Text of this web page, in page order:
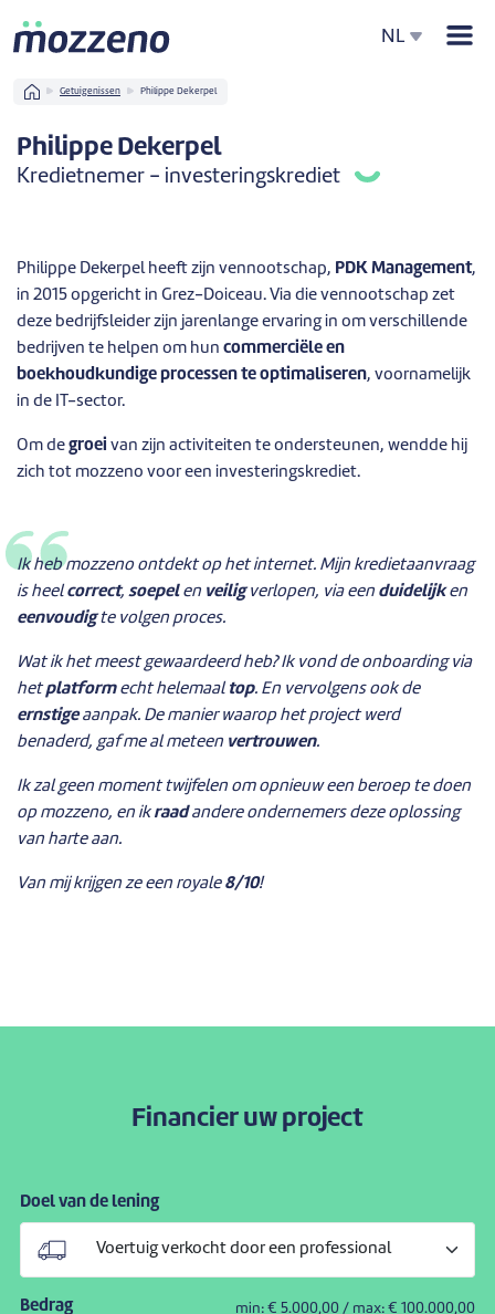
NL
Home
Getuigenissen Philippe Dekerpel
Philippe Dekerpel
Kredietnemer - investeringskrediet
Philippe Dekerpel heeft zijn vennootschap, PDK Management,
in 2015 opgericht in Grez-Doiceau. Via die vennootschap zet
deze bedrijfsleider zijn jarenlange ervaring in om verschillende
bedrijven te helpen om hun commerciële en
boekhoudkundige processen te optimaliseren, voornamelijk
in de IT-sector.
Om de groei van zijn activiteiten te ondersteunen, wendde hij
zich tot mozzeno voor een investeringskrediet.
Ik heb mozzeno ontdekt op het internet. Mijn kredietaanvraag
is heel correct, soepelen veiligverlopen, via een duidelijken
eenvoudigte volgen proces.
Wat ik het meest gewaardeerd heb? Ik vond de onboarding via
hetplatformecht helemaal top. En vervolgens ook de
ernstigeaanpak. De manier waarop het project werd
benaderd, gaf me al meteen vertrouwen.
Ik zal geen moment twijfelen om opnieuw een beroep te doen
op mozzeno, en ik raadandere ondernemers deze oplossing
van harte aan.
Van mij krijgen ze een royale 8/10!
Financier uw project
Doel van de lening
Bedrag min: € 5.000,00 / max: € 100.000,00